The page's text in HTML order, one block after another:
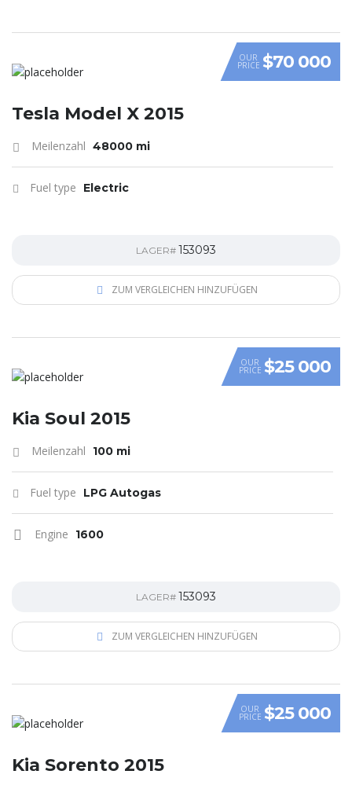
OUR
PRICE $70 000
Tesla Model X 2015
Meilenzahl 48000 mi
Fuel type Electric
LAGER# 153093
ZUM VERGLEICHEN HINZUFÜGEN
VIDEO
OUR
PRICE $25 000
Kia Soul 2015
Meilenzahl 100 mi
Fuel type LPG Autogas
Engine 1600
LAGER# 153093
ZUM VERGLEICHEN HINZUFÜGEN
OUR
PRICE $25 000
Kia Sorento 2015